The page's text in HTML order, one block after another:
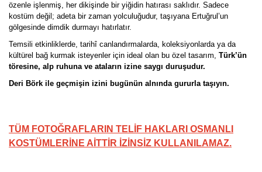
özenle işlenmiş, her dikişinde bir yiğidin hatırası saklıdır. Sadece
kostüm değil; adeta bir zaman yolculuğudur, taşıyana Ertuğrul’un
gölgesinde dimdik durmayı hatırlatır.
Temsili etkinliklerde, tarihî canlandırmalarda, koleksiyonlarda ya da
kültürel bağ kurmak isteyenler için ideal olan bu özel tasarım, Türk’ün
töresine, alp ruhuna ve ataların izine saygı duruşudur.
Deri Börk ile geçmişin izini bugünün alnında gururla taşıyın.
TÜM FOTOĞRAFLARIN TELİF HAKLARI OSMANLI
KOSTÜMLERİNE AİTTİR İZİNSİZ KULLANILAMAZ.